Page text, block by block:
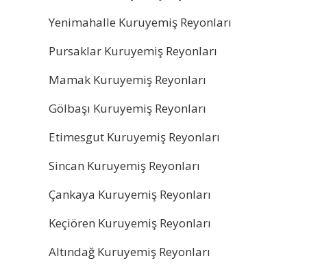
Yenimahalle Kuruyemiş Reyonları
Pursaklar Kuruyemiş Reyonları
Mamak Kuruyemiş Reyonları
Gölbaşı Kuruyemiş Reyonları
Etimesgut Kuruyemiş Reyonları
Sincan Kuruyemiş Reyonları
Çankaya Kuruyemiş Reyonları
Keçiören Kuruyemiş Reyonları
Altındağ Kuruyemiş Reyonları